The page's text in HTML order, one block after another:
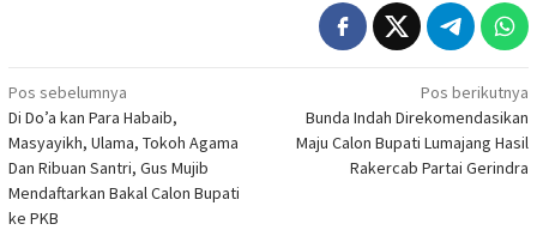
Navigasi
pos
Pos sebelumnya
Di Do’a kan Para Habaib,
Masyayikh, Ulama, Tokoh Agama
Dan Ribuan Santri, Gus Mujib
Mendaftarkan Bakal Calon Bupati
ke PKB
Pos berikutnya
Bunda Indah Direkomendasikan
Maju Calon Bupati Lumajang Hasil
Rakercab Partai Gerindra